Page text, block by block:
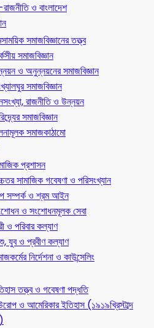
ও বাংলাদেশ
সমাজবিজ্ঞানের তত্ত্ব
সমাজবিজ্ঞান
ও অনুন্নয়নের সমাজবিজ্ঞান
সমাজবিজ্ঞান
রাজনীতি ও উন্নয়ন
সমাজবিজ্ঞান
সমাজকাঠামো
প্রশাসন
সামাজিক গবেষণা ও পরিসংখ্যান
সম্পর্ক ও শ্রম আইন
ও সংশোধনমূলক সেবা
ও পরিবার কল্যাণ
যুব ও প্রবীণ কল্যাণ
নির্দেশনা ও কাউন্সেলিং
তত্ত্ব ও গবেষণা পদ্ধতি
ও আমেরিকার ইতিহাস (১৯১৯খ্রিস্টাব্দ